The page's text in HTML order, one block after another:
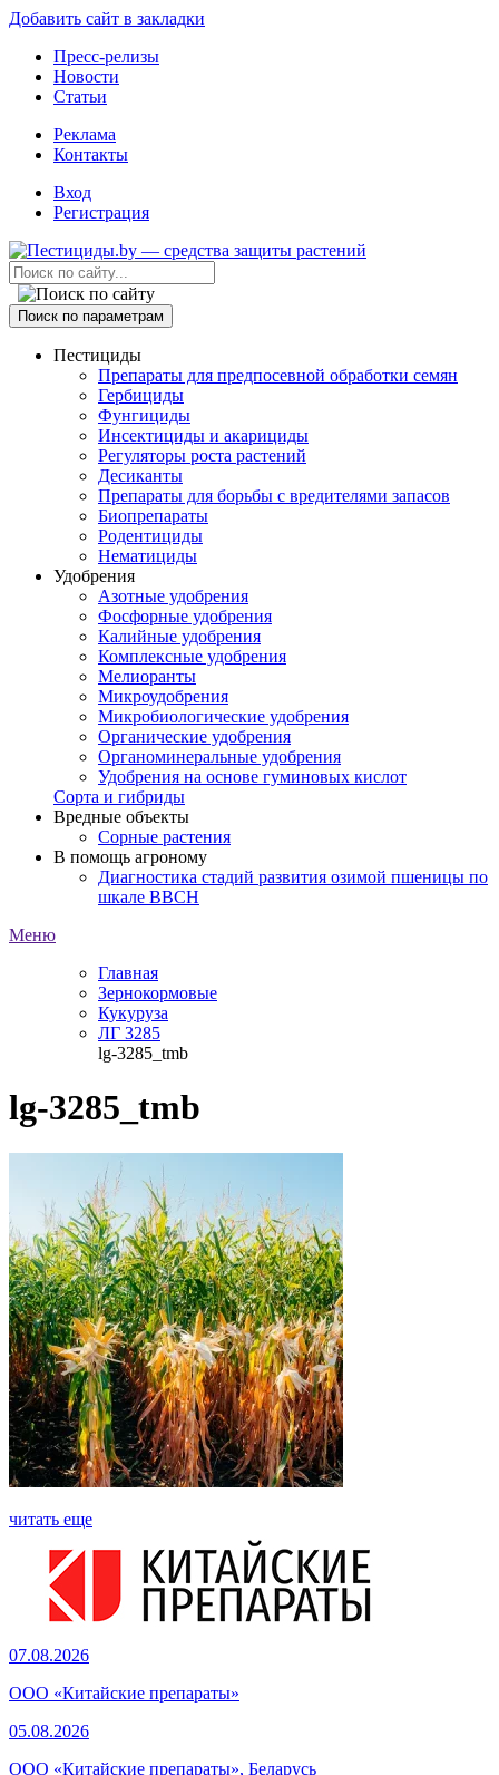
Добавить сайт в закладки
Пресс-релизы
Новости
Статьи
Реклама
Контакты
Вход
Регистрация
Поиск по параметрам
Пестициды
Препараты для предпосевной обработки семян
Гербициды
Фунгициды
Инсектициды и акарициды
Регуляторы роста растений
Десиканты
Препараты для борьбы с вредителями запасов
Биопрепараты
Родентициды
Нематициды
Удобрения
Азотные удобрения
Фосфорные удобрения
Калийные удобрения
Комплексные удобрения
Мелиоранты
Микроудобрения
Микробиологические удобрения
Органические удобрения
Органоминеральные удобрения
Удобрения на основе гуминовых кислот
Сорта и гибриды
Вредные объекты
Сорные растения
В помощь агроному
Диагностика стадий развития озимой пшеницы по
шкале ВВСН
Меню
Главная
Зернокормовые
Кукуруза
ЛГ 3285
lg-3285_tmb
lg-3285_tmb
читать еще
07.08.2026
ООО «Китайские препараты»
05.08.2026
ООО «Китайские препараты», Беларусь